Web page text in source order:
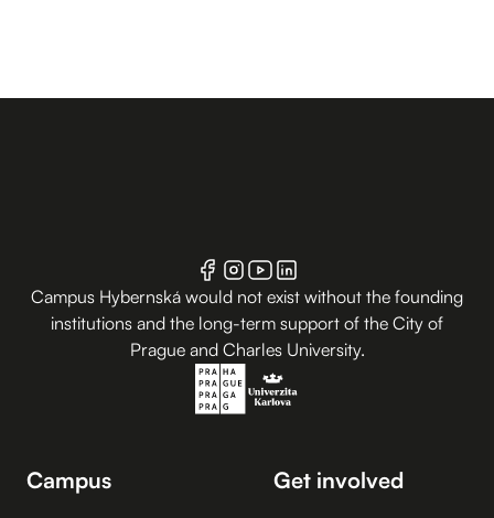
Campus Hybernská would not exist without the founding
institutions and the long-term support of the City of
Prague and Charles University.
Campus Get involved